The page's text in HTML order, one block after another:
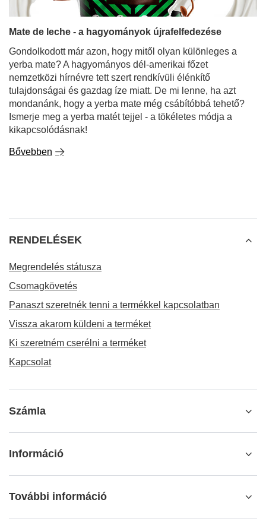
Mate de leche - a hagyományok újrafelfedezése
Gondolkodott már azon, hogy mitől olyan különleges a
yerba mate? A hagyományos dél-amerikai főzet
nemzetközi hírnévre tett szert rendkívüli élénkítő
tulajdonságai és gazdag íze miatt. De mi lenne, ha azt
mondanánk, hogy a yerba mate még csábítóbbá tehető?
Ismerje meg a yerba matét tejjel - a tökéletes módja a
kikapcsolódásnak!
Bővebben
RENDELÉSEK
Megrendelés státusza
Csomagkövetés
Panaszt szeretnék tenni a termékkel kapcsolatban
Vissza akarom küldeni a terméket
Ki szeretném cserélni a terméket
Kapcsolat
Számla
Információ
További információ